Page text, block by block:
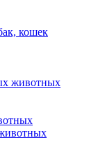
кошек
животных